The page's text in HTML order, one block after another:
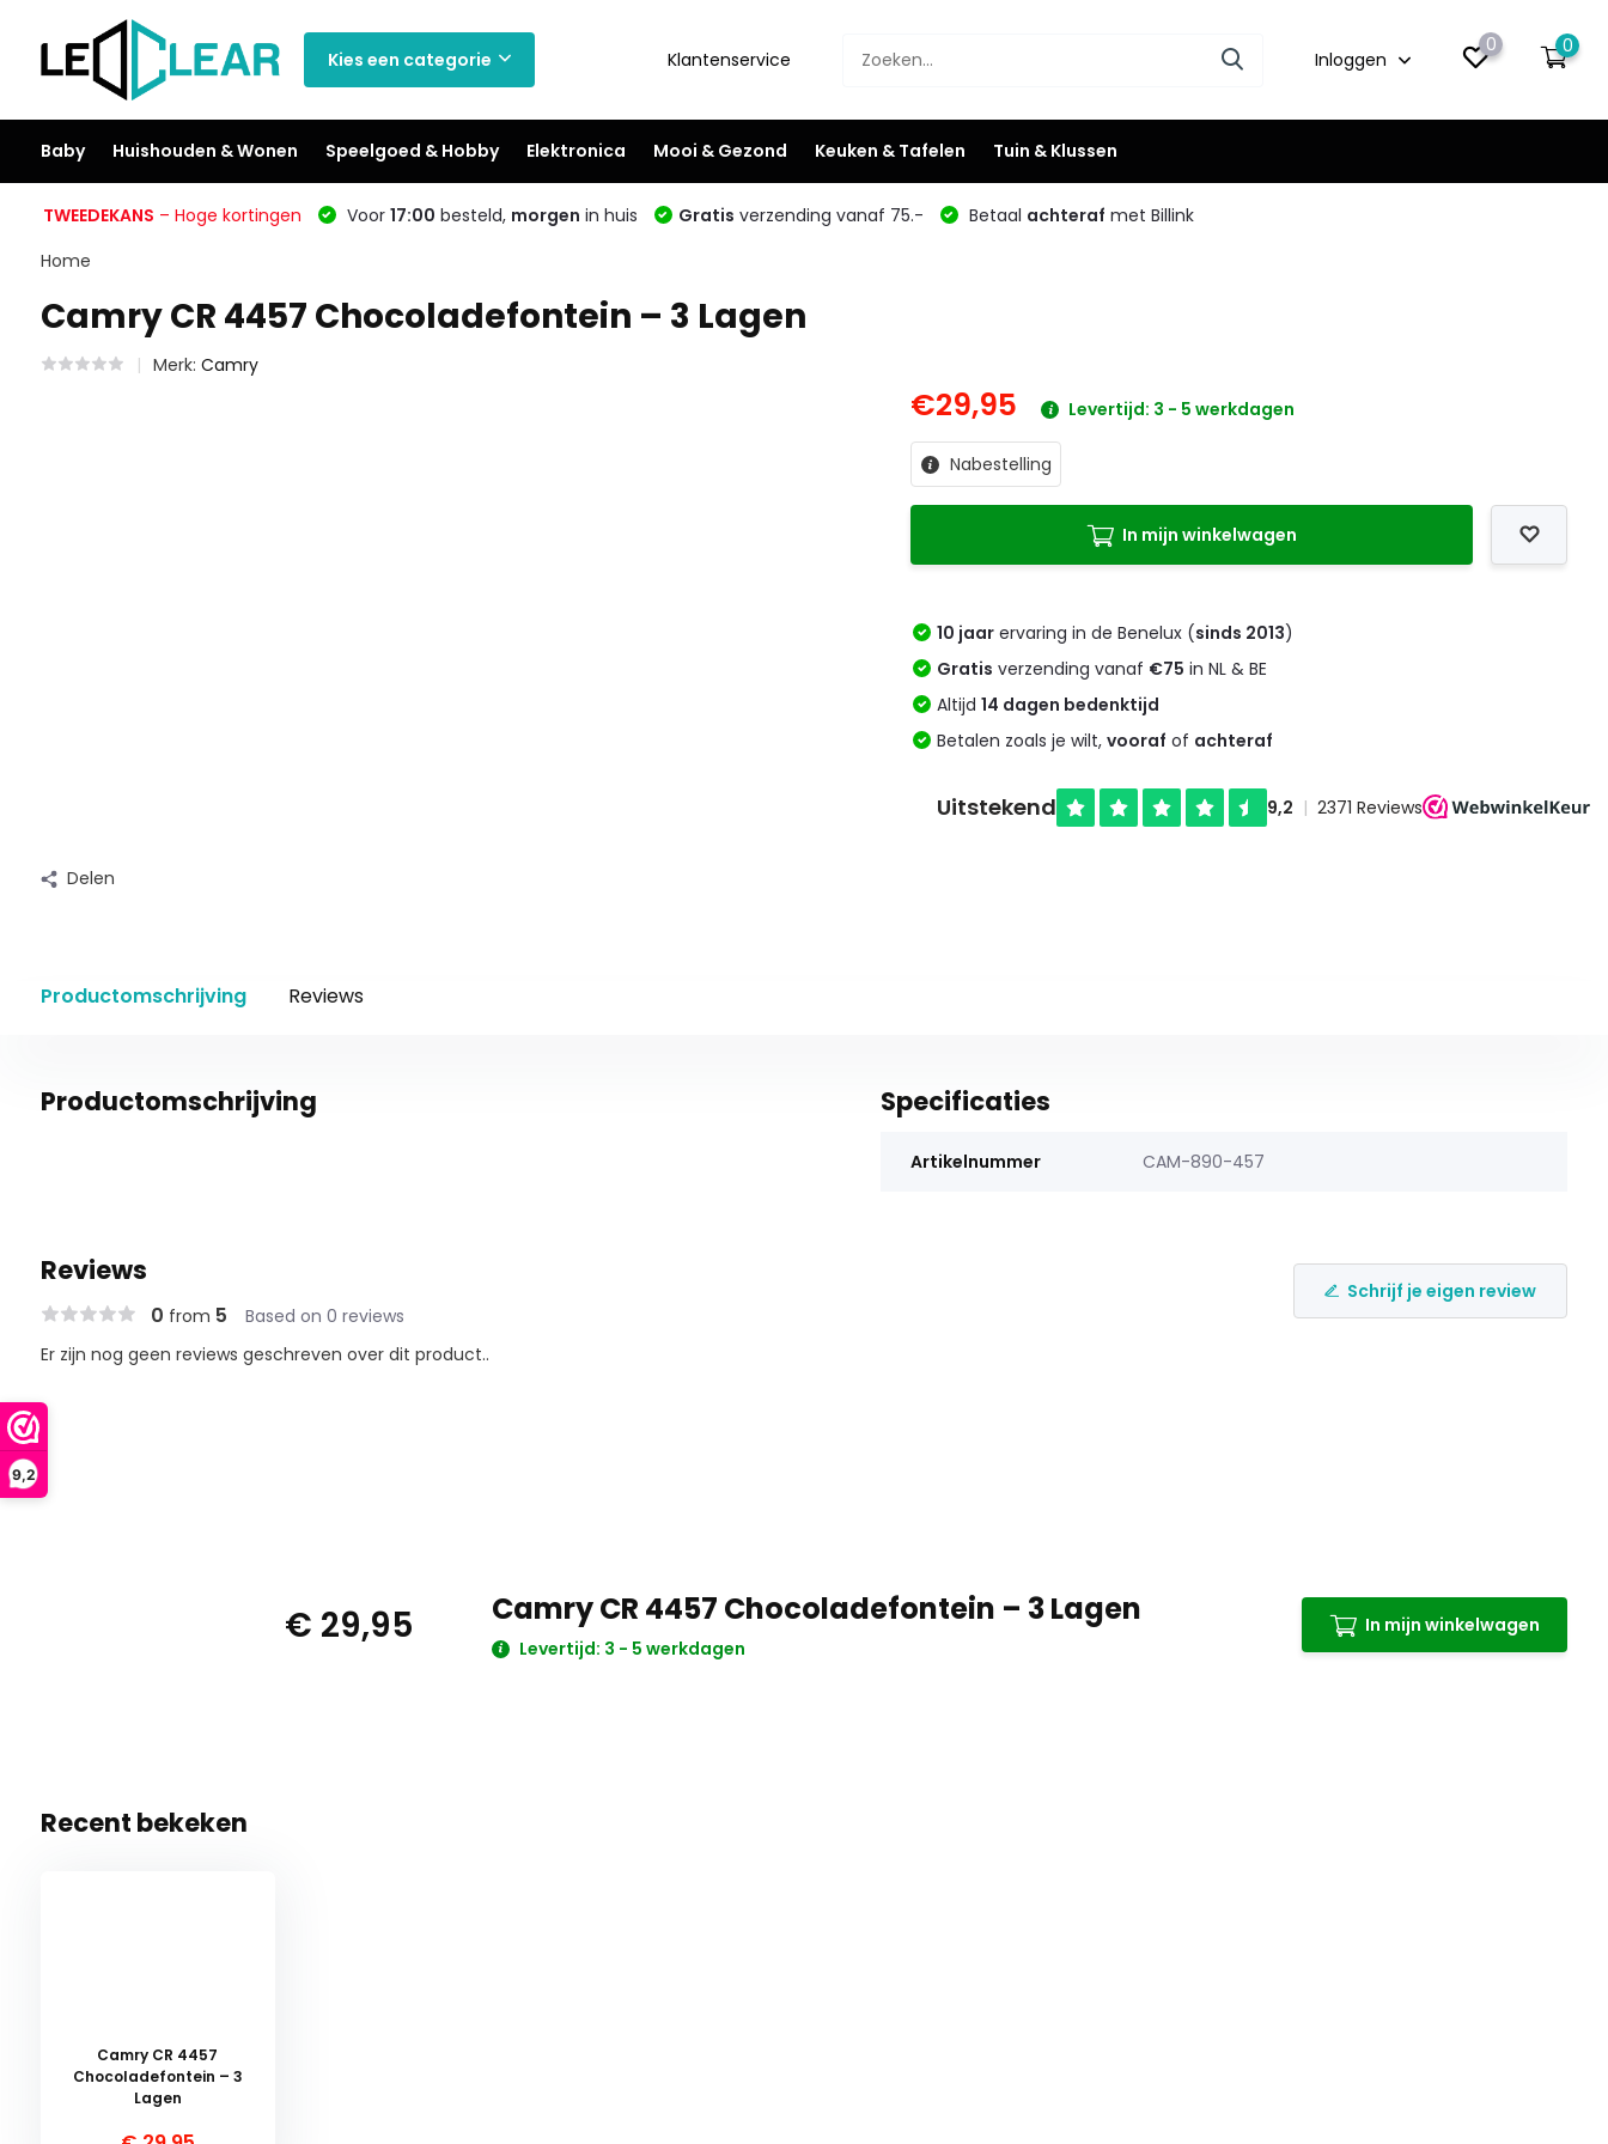
9,2
Kies een categorie Klantenservice Inloggen
0 0
Baby Huishouden & Wonen Speelgoed & Hobby Elektronica Mooi & Gezond Keuken & Tafelen Tuin & Klussen
TWEEDEKANS – Hoge kortingen Voor 17:00 besteld, morgen in huis Gratis verzending vanaf 75.- Betaal achteraf met Billink
Home
Camry CR 4457 Chocoladefontein – 3 Lagen
Merk: Camry
Delen
€29,95 Levertijd: 3 - 5 werkdagen
Nabestelling
In mijn winkelwagen
10 jaar ervaring in de Benelux (sinds 2013)
Gratis verzending vanaf €75 in NL & BE
Altijd14 dagen bedenktijd
Betalen zoals je wilt,vooraf of achteraf
Productomschrijving Reviews
Productomschrijving Specificaties
Artikelnummer CAM-890-457
Reviews
0 from 5 Based on 0 reviews
Schrijf je eigen review
Er zijn nog geen reviews geschreven over dit product..
€ 29,95 Camry CR 4457 Chocoladefontein – 3 Lagen
Levertijd: 3 - 5 werkdagen
In mijn winkelwagen
Recent bekeken
Camry CR 4457
Chocoladefontein – 3
Lagen